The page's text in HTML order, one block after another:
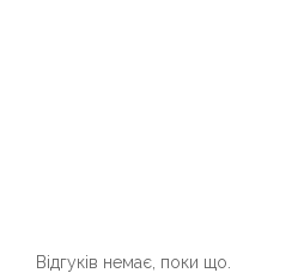
Відгуків немає, поки що.